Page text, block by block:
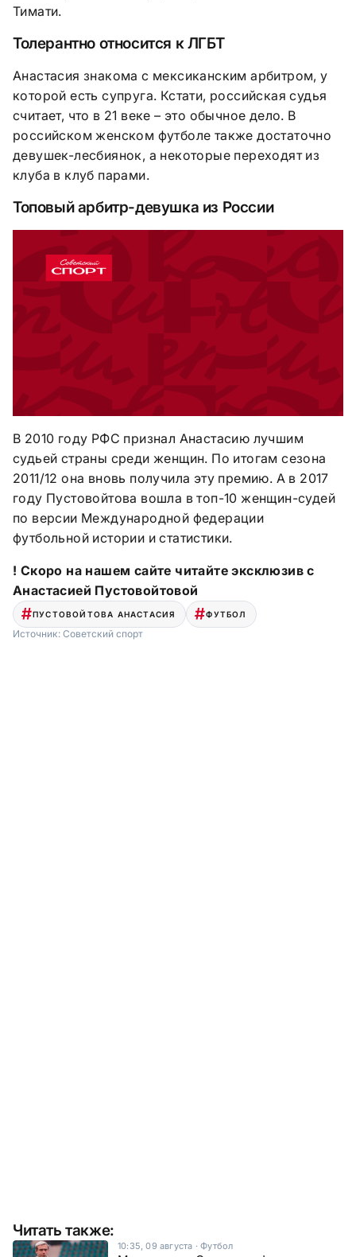
Тимати.
Толерантно относится к ЛГБТ
Анастасия знакома с мексиканским арбитром, у
которой есть супруга. Кстати, российская судья
считает, что в 21 веке – это обычное дело. В
российском женском футболе также достаточно
девушек-лесбиянок, а некоторые переходят из
клуба в клуб парами.
Топовый арбитр-девушка из России
В 2010 году РФС признал Анастасию лучшим
судьей страны среди женщин. По итогам сезона
2011/12 она вновь получила эту премию. А в 2017
году Пустовойтова вошла в топ-10 женщин-судей
по версии Международной федерации
футбольной истории и статистики.
! Скоро на нашем сайте читайте эксклюзив с
Анастасией Пустовойтовой
ПУСТОВОЙТОВА АНАСТАСИЯ ФУТБОЛ
Источник: Советский спорт
Читать также:
10:35, 09 августа ·Футбол